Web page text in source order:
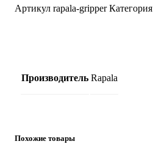
Артикул rapala-gripper Категория
Производитель Rapala
Похожие товары